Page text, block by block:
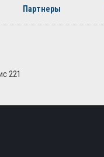
Партнеры
221